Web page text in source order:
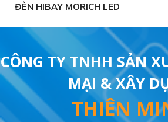
ĐÈN HIBAY MORICH LED
CÔNG TY TNHH SẢN
MẠI & XÂY
THIÊN